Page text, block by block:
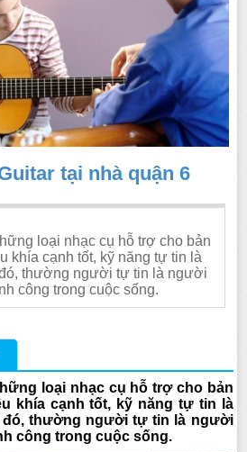
tại nhà quận 6
loại nhạc cụ hỗ trợ cho bản
khía cạnh tốt, kỹ năng tự tin là
thường người tự tin là người
công trong cuộc sống.
loại nhạc cụ hỗ trợ cho bản
khía cạnh tốt, kỹ năng tự tin là
thường người tự tin là người
công trong cuộc sống.